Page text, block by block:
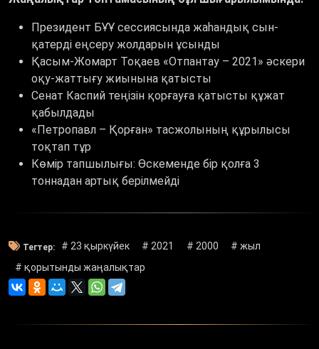
Президент БҰҰ сессиясында жаһандық сын-
қатерді еңсеру жолдарын ұсынды
Қасым-Жомарт Тоқаев «Отпантау – 2021» әскери
оқу-жаттығу жиынына қатысты
Сенат Каспий теңізін қорғауға қатысты құжат
қабылдады
«Петропавл – Қорған» тасжолының құрылысы
тоқтап тұр
Көмір тапшылығы: Өскеменде бір қолға 3
тоннадан артық берілмейді
Тегтер: # 23 қыркүйек # 2021 # 2000
# жыл
# қорытынды жаңалықтар